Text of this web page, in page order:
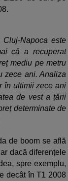
Cluj-Napoca este
că a recuperat
mediu pe metru
zece ani. Analiza
în ultimii zece ani
de vest a țării
determinate de
de boom se află
dacă diferențele
spre exemplu,
decât în T1 2008